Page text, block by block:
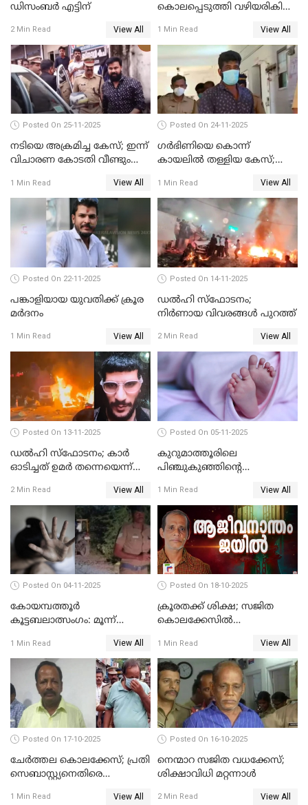
ഡിസംബര്‍ എട്ടിന്
2 Min Read View All
കൊലപ്പെടുത്തി വഴിയരികിൽ
പിടിയിൽ
1 Min Read View All
Posted On 25-11-2025
നടിയെ അക്രമിച്ച കേസ്; ഇന്ന്
വിചാരണ കോടതി വീണ്ടും
1 Min Read View All
Posted On 24-11-2025
ഗര്‍ഭിണിയെ കൊന്ന്
കായലില്‍ തള്ളിയ കേസ്;
1 Min Read View All
Posted On 22-11-2025
പങ്കാളിയായ യുവതിക്ക് ക്രൂര
മര്‍ദനം
1 Min Read View All
Posted On 14-11-2025
ഡല്‍ഹി സ്‌ഫോടനം;
നിര്‍ണായ വിവരങ്ങള്‍ പുറത്ത്
2 Min Read View All
Posted On 13-11-2025
ഡല്‍ഹി സ്‌ഫോടനം; കാര്‍
ഓടിച്ചത് ഉമര്‍ തന്നെയെന്ന്
പരിശോധനാഫലം
2 Min Read View All
Posted On 05-11-2025
കുറുമാത്തൂരിലെ
പിഞ്ചുകുഞ്ഞിന്റെ
അറസ്റ്റില്‍
1 Min Read View All
Posted On 04-11-2025
കോയമ്പത്തൂർ
കൂട്ടബലാത്സംഗം: മൂന്ന്
1 Min Read View All
Posted On 18-10-2025
ക്രൂരതക്ക് ശിക്ഷ; സജിത
കൊലക്കേസില്‍
ഇരട്ടജീവപര്യന്തം
1 Min Read View All
Posted On 17-10-2025
ചേര്‍ത്തല കൊലക്കേസ്; പ്രതി
സെബാസ്റ്റ്യനെതിരെ
1 Min Read View All
Posted On 16-10-2025
നെന്മാറ സജിത വധക്കേസ്;
ശിക്ഷാവിധി മറ്റന്നാള്‍
2 Min Read View All